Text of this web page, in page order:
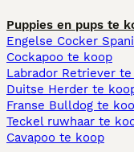
Puppies en pups te
Engelse Cocker
Cockapoo te koop
Labrador Retriever
Duitse Herder te
Franse Bulldog te
Teckel ruwhaar te
Cavapoo te koop